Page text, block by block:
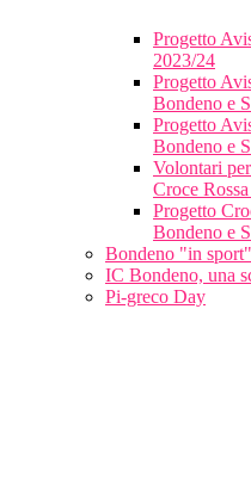
Progetto
2023/24
Progetto
Bondeno e
Progetto
Bondeno e
Volontari
Croce
Progetto
Bondeno e
Bondeno "in sport"
IC Bondeno, una
Pi-greco Day